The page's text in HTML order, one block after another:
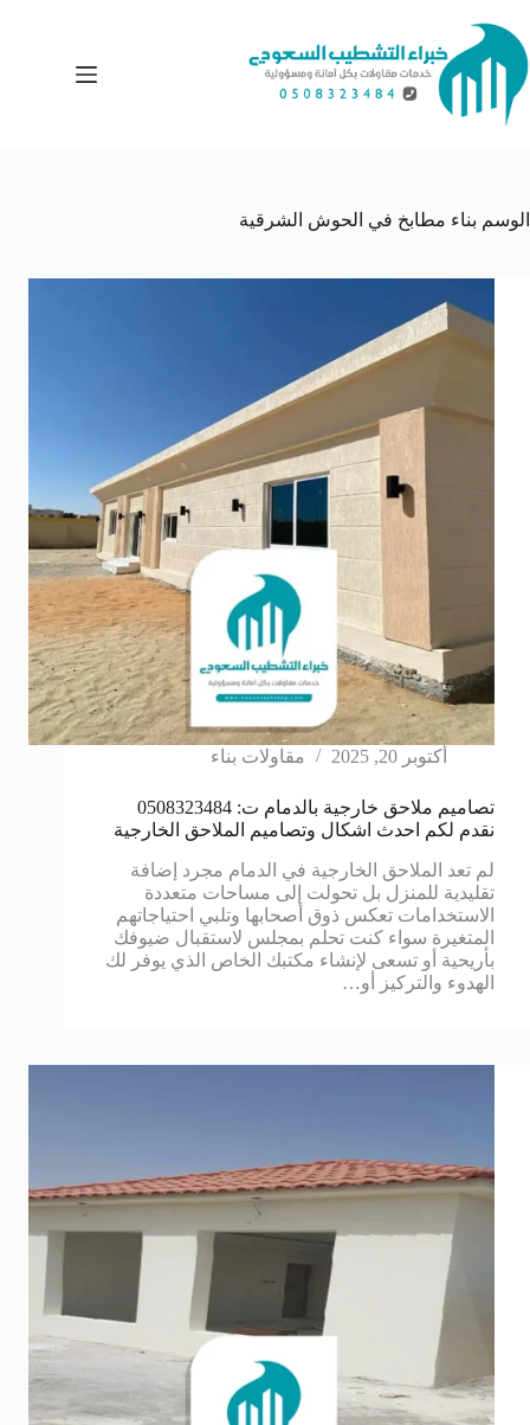
إلى
المحتوى
الوسم بناء مطابخ في الحوش الشرقية
أكتوبر 20, 2025 مقاولات بناء
تصاميم ملاحق خارجية بالدمام ت: 0508323484
نقدم لكم احدث اشكال وتصاميم الملاحق الخارجية
لم تعد الملاحق الخارجية في الدمام مجرد إضافة
تقليدية للمنزل بل تحولت إلى مساحات متعددة
الاستخدامات تعكس ذوق أصحابها وتلبي احتياجاتهم
المتغيرة سواء كنت تحلم بمجلس لاستقبال ضيوفك
بأريحية أو تسعى لإنشاء مكتبك الخاص الذي يوفر لك
الهدوء والتركيز أو…